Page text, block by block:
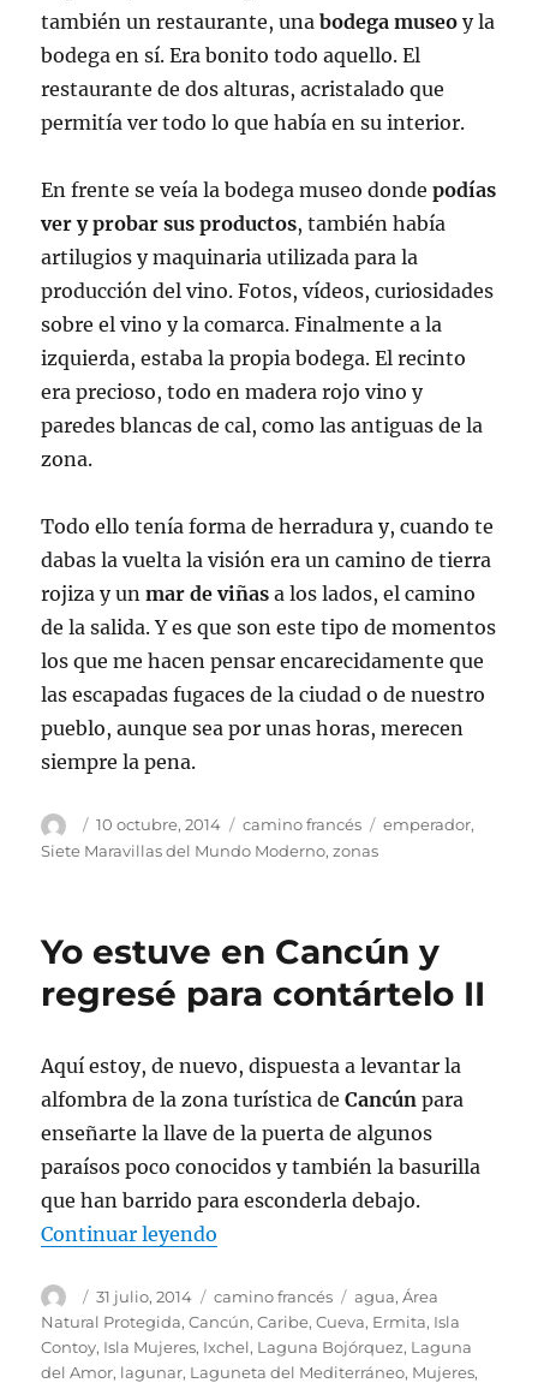
también un restaurante, unabodega museo y la
bodega en sí. Era bonito todo aquello. El
restaurante de dos alturas, acristalado que
permitía ver todo lo que había en su interior.
En frente se veía la bodega museo dondepodías
ver y probar sus productos, también había
artilugios y maquinaria utilizada para la
producción del vino. Fotos, vídeos, curiosidades
sobre el vino y la comarca. Finalmente a la
izquierda, estaba la propia bodega. El recinto
era precioso, todo en madera rojo vino y
paredes blancas de cal, como las antiguas de la
zona.
Todo ello tenía forma de herradura y, cuando te
dabas la vuelta la visión era un camino de tierra
rojiza y unmar de viñas a los lados, el camino
de la salida. Y es que son este tipo de momentos
los que me hacen pensar encarecidamente que
las escapadas fugaces de la ciudad o de nuestro
pueblo, aunque sea por unas horas, merecen
siempre la pena.
Autor
Publicado
el
10 octubre, 2014 Categorías
camino francés Etiquetas
emperador,
Siete Maravillas del Mundo Moderno,zonas
Yo estuve en Cancún y
regresé para contártelo II
Aquí estoy, de nuevo, dispuesta a levantar la
alfombra de la zona turística deCancún para
enseñarte la llave de la puerta de algunos
paraísos poco conocidos y también la basurilla
que han barrido para esconderla debajo.
Continuar leyendo
Autor
Publicado
el
31 julio, 2014 Categorías
camino francés Etiquetas
agua,Área
Natural Protegida,Cancún,Caribe,Cueva, Ermita, Isla
Contoy, Isla Mujeres, Ixchel, Laguna Bojórquez, Laguna
del Amor, lagunar, Laguneta del Mediterráneo, Mujeres,